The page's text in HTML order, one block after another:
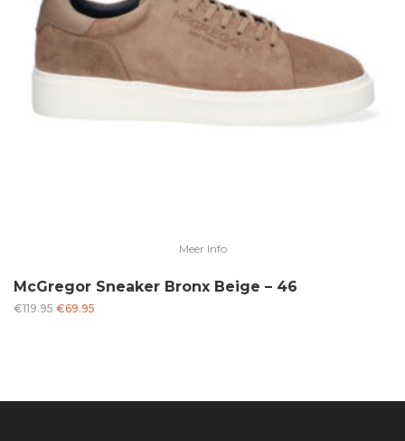
Meer Info
McGregor Sneaker Bronx Beige – 46
€119.95 Oorspronkelijke
€69.95